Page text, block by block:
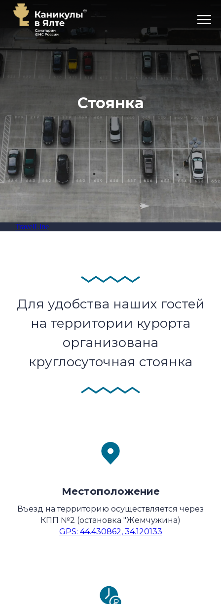
Стоянка
TravelLine
Для удобства наших гостей
на территории курорта
организована
круглосуточная стоянка
Местоположение
Въезд на территорию осуществляется через
КПП №2 (остановка "Жемчужина)
GPS: 44.430862, 34.120133